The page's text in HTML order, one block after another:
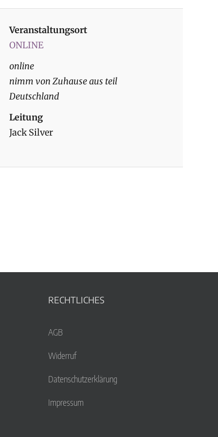
Veranstaltungsort
ONLINE
online
nimm von Zuhause aus teil
Deutschland
Leitung
Jack Silver
RECHTLICHES
AGB
Widerruf
Datenschutzerklärung
Impressum